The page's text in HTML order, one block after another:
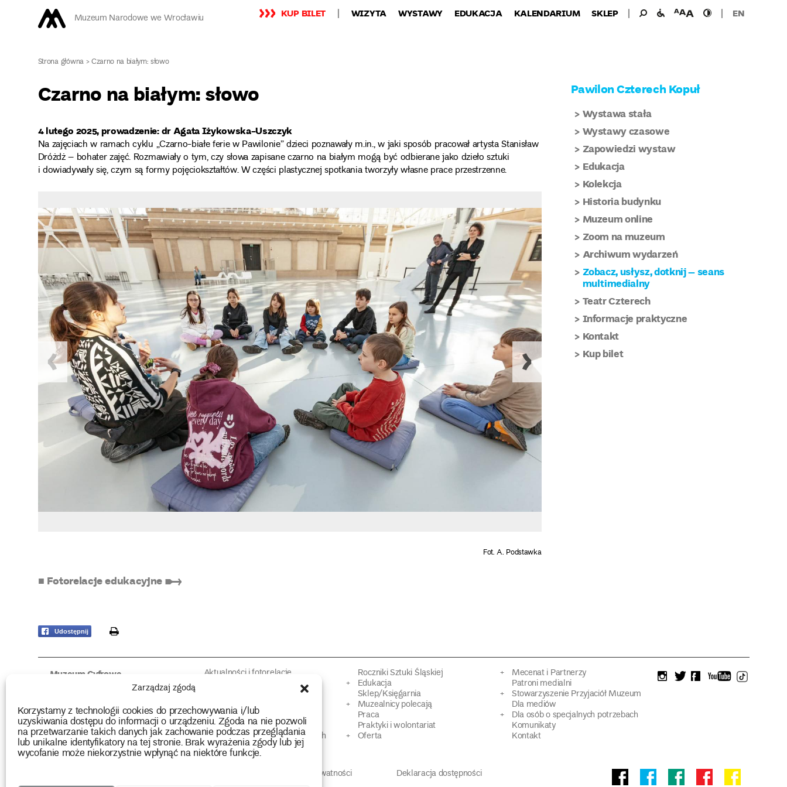
Zarządzaj zgodą
Korzystamy z technologii cookies do przechowywania i/lub
uzyskiwania dostępu do informacji o urządzeniu. Zgoda na nie pozwoli
na przetwarzanie takich danych jak zachowanie podczas przeglądania
lub unikalne identyfikatory na tej stronie. Brak wyrażenia zgody lub jej
wycofanie może niekorzystnie wpłynąć na niektóre funkcje.
Muzeum Narodowe we Wrocławiu KUP BILET WIZYTA WYSTAWY EDUKACJA KALENDARIUM SKLEP Wyszukaj
Wyszukiwanie
dla:
udogodnieniawielkość
czcionki
wysoki
kontrast
EN
Strona główna>Czarno na białym: słowo
Czarno na białym: słowo
4 lutego 2025, prowadzenie: dr Agata Iżykowska-Uszczyk
Na zajęciach w ramach cyklu „Czarno-białe ferie w Pawilonie” dzieci poznawały m.in., w jaki sposób pracował artysta Stanisław
Dróżdż – bohater zajęć. Rozmawiały o tym, czy słowa zapisane czarno na białym mogą być odbierane jako dzieło sztuki
i dowiadywały się, czym są formy pojęciokształtów. W części plastycznej spotkania tworzyły własne prace przestrzenne.
Fot. A. Podstawka
■ Fotorelacje edukacyjne ➸
Udostępnij print
Pawilon Czterech Kopuł
Wystawa stała
Wystawy czasowe
Zapowiedzi wystaw
Edukacja
Kolekcja
Historia budynku
Muzeum online
Zoom na muzeum
Archiwum wydarzeń
Zobacz, usłysz, dotknij – seans
multimedialny
Teatr Czterech
Informacje praktyczne
Kontakt
Kup bilet
Muzeum Cyfrowe
Użyczenia obiektów
Biblioteka
Wydawnictwo
Multimedia
Aktualności i fotorelacje
Muzealne rozmowy
Kolekcja
Europejskie Dni Dziedzictwa
Programy badań strat wojennych
Roczniki Sztuki Śląskiej
Edukacja
Sklep/Księgarnia
Muzealnicy polecają
Praca
Praktyki i wolontariat
Oferta
Mecenat i Partnerzy
Patroni medialni
Stowarzyszenie Przyjaciół Muzeum
Dla mediów
Dla osób o specjalnych potrzebach
Komunikaty
Kontakt
instagram
twitterfacebookyoutube
tiktok
Polityka prywatności Deklaracja dostępności FacebookfacebookfacebookFacebookfacebook